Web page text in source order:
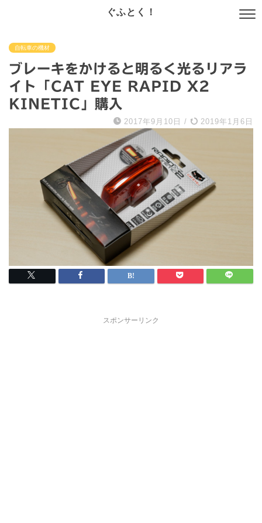
ぐふとく！
自転車の機材
ブレーキをかけると明るく光るリアラ
イト「CAT EYE RAPID X2
KINETIC」購入
2017年9月10日 / 2019年1月6日
スポンサーリンク